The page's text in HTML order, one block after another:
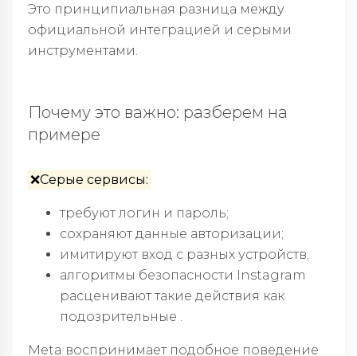
Это принципиальная разница между
официальной интеграцией и серыми
инструментами.
Почему это важно: разберем на
примере
❌Серые сервисы:
требуют логин и пароль;
сохраняют данные авторизации;
имитируют вход с разных устройств;
алгоритмы безопасности Instagram
расценивают такие действия как
подозрительные .
Meta воспринимает подобное поведение